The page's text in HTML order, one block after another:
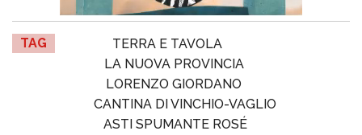
TAG
TERRA E TAVOLA
LA NUOVA PROVINCIA
LORENZO GIORDANO
CANTINA DI VINCHIO-VAGLIO
ASTI SPUMANTE ROSÉ